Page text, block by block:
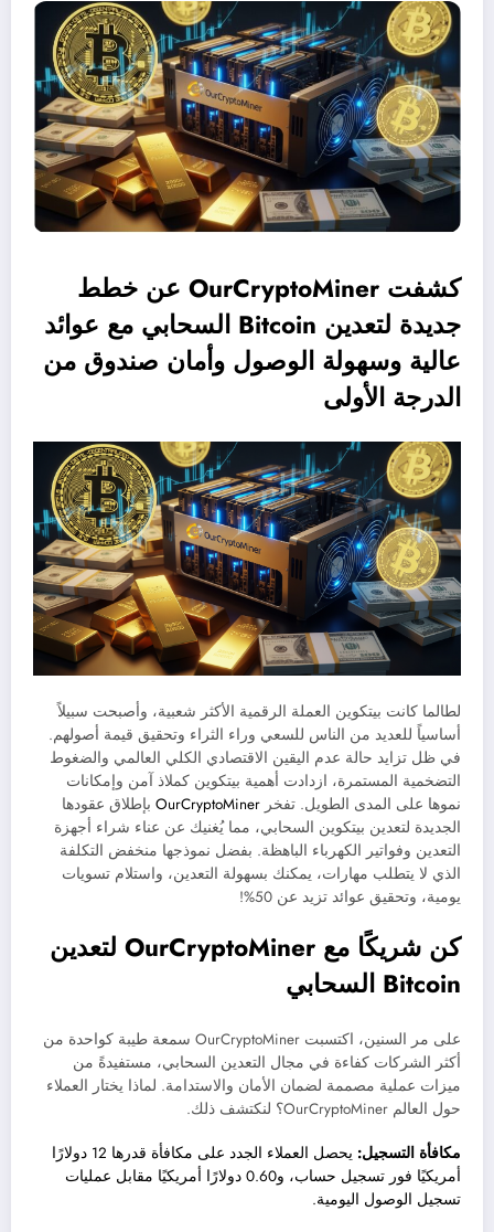
كشفت OurCryptoMiner عن خطط
جديدة لتعدين Bitcoin السحابي مع عوائد
عالية وسهولة الوصول وأمان صندوق من
الدرجة الأولى
لطالما كانت بيتكوين العملة الرقمية الأكثر شعبية، وأصبحت سبيلاً
أساسياً للعديد من الناس للسعي وراء الثراء وتحقيق قيمة أصولهم.
في ظل تزايد حالة عدم اليقين الاقتصادي الكلي العالمي والضغوط
التضخمية المستمرة، ازدادت أهمية بيتكوين كملاذ آمن وإمكانات
نموها على المدى الطويل. تفخر OurCryptoMiner بإطلاق عقودها
الجديدة لتعدين بيتكوين السحابي، مما يُغنيك عن عناء شراء أجهزة
التعدين وفواتير الكهرباء الباهظة. بفضل نموذجها منخفض التكلفة
الذي لا يتطلب مهارات، يمكنك بسهولة التعدين، واستلام تسويات
يومية، وتحقيق عوائد تزيد عن 50%!
كن شريكًا مع OurCryptoMiner لتعدين
Bitcoin السحابي
على مر السنين، اكتسبت OurCryptoMiner سمعة طيبة كواحدة من
أكثر الشركات كفاءة في مجال التعدين السحابي، مستفيدةً من
ميزات عملية مصممة لضمان الأمان والاستدامة. لماذا يختار العملاء
حول العالم OurCryptoMiner؟ لنكتشف ذلك.
مكافأة التسجيل:
يحصل العملاء الجدد على مكافأة قدرها 12 دولارًا
أمريكيًا فور تسجيل حساب، و0.60 دولارًا أمريكيًا مقابل عمليات
تسجيل الوصول اليومية.